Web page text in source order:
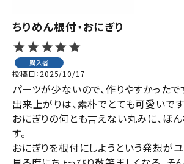
ちりめん根付・おにぎり
購入者
投稿日 2025/10/17
パーツが少ないので、作りやすかったで
出来上がりは、素朴でとても可愛いです
おにぎりの何とも言えない丸みに、ほ
す。
おにぎりを根付にしようという発想がユ